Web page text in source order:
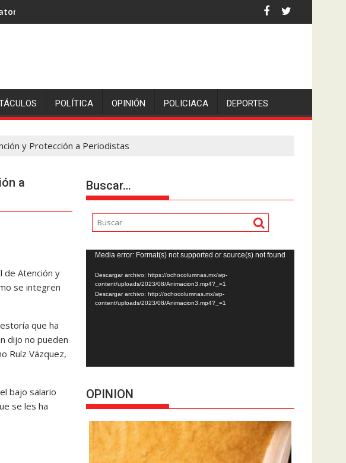
pescadores piden escolleras para evitar nuevos casos
de Uxpanapa reportado como desaparecido.
POLÍTICA OPINIÓN POLICIACA DEPORTES
y Protección a Periodistas
a
de Atención y
se integren
que ha
dijo no pueden
Ruíz Vázquez,
bajo salario
se les ha
Buscar…
Reproductor
de
vídeo
Media error: Format(s) not supported or source(s) not found
Descargar archivo: https://ochocolumnas.mx/wp-
content/uploads/2023/08/Animacion3.mp4?_=1
Descargar archivo: http://ochocolumnas.mx/wp-
content/uploads/2023/08/Animacion3.mp4?_=1
OPINION